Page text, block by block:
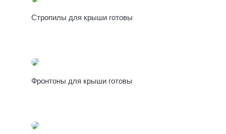
Стропилы для крыши готовы
Фронтоны для крыши готовы